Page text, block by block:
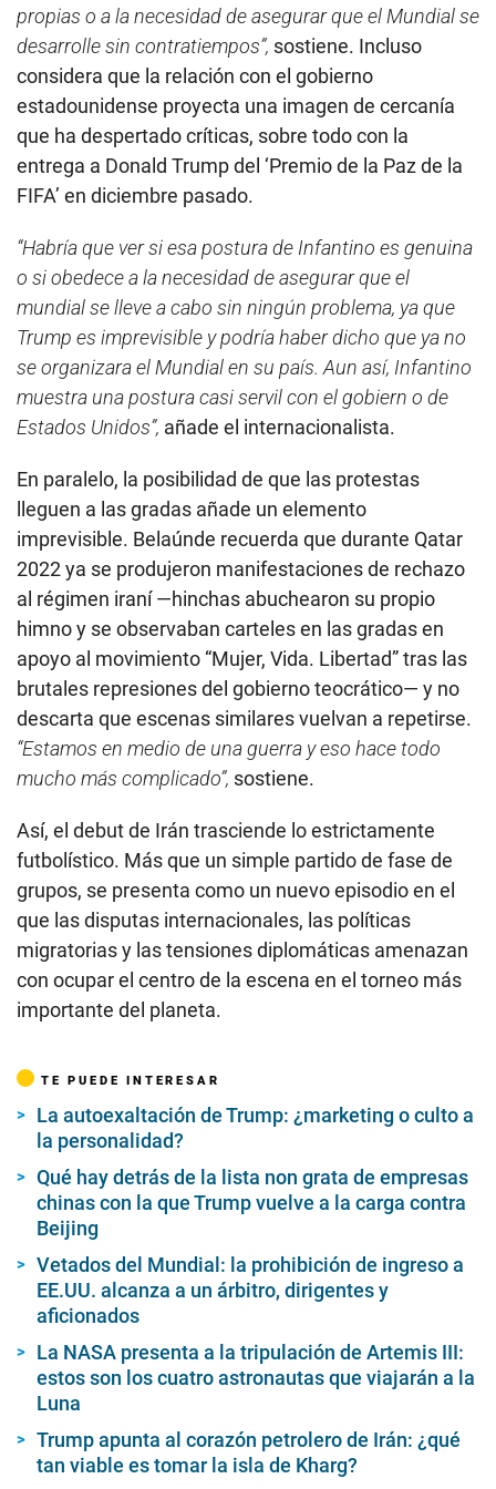
propias o a la necesidad de asegurar que el Mundial se
desarrolle sin contratiempos”, sostiene. Incluso
considera que la relación con el gobierno
estadounidense proyecta una imagen de cercanía
que ha despertado críticas, sobre todo con la
entrega a Donald Trump del ‘Premio de la Paz de la
FIFA’ en diciembre pasado.
“Habría que ver si esa postura de Infantino es genuina
o si obedece a la necesidad de asegurar que el
mundial se lleve a cabo sin ningún problema, ya que
Trump es imprevisible y podría haber dicho que ya no
se organizara el Mundial en su país. Aun así, Infantino
muestra una postura casi servil con el gobiern o de
Estados Unidos”, añade el internacionalista.
En paralelo, la posibilidad de que las protestas
lleguen a las gradas añade un elemento
imprevisible. Belaúnde recuerda que durante Qatar
2022 ya se produjeron manifestaciones de rechazo
al régimen iraní —hinchas abuchearon su propio
himno y se observaban carteles en las gradas en
apoyo al movimiento “Mujer, Vida. Libertad” tras las
brutales represiones del gobierno teocrático— y no
descarta que escenas similares vuelvan a repetirse.
“Estamos en medio de una guerra y eso hace todo
mucho más complicado”, sostiene.
Así, el debut de Irán trasciende lo estrictamente
futbolístico. Más que un simple partido de fase de
grupos, se presenta como un nuevo episodio en el
que las disputas internacionales, las políticas
migratorias y las tensiones diplomáticas amenazan
con ocupar el centro de la escena en el torneo más
importante del planeta.
TE PUEDE INTERESAR
La autoexaltación de Trump: ¿marketing o culto a
la personalidad?
Qué hay detrás de la lista non grata de empresas
chinas con la que Trump vuelve a la carga contra
Beijing
Vetados del Mundial: la prohibición de ingreso a
EE.UU. alcanza a un árbitro, dirigentes y
aficionados
La NASA presenta a la tripulación de Artemis III:
estos son los cuatro astronautas que viajarán a la
Luna
Trump apunta al corazón petrolero de Irán: ¿qué
tan viable es tomar la isla de Kharg?